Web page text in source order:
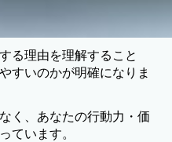
る理由を理解すること
すいのかが明確になりま
く、あなたの行動力・価
ています。